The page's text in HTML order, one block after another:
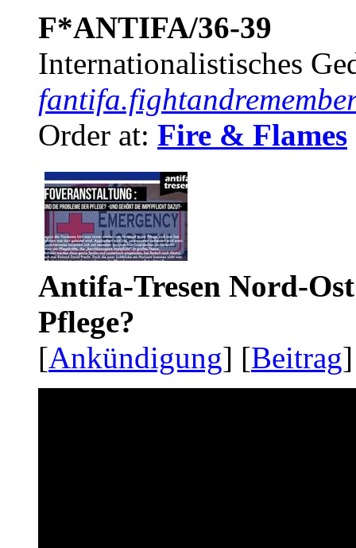
F*ANTIFA/36-39
Internationalistisches
Order at: Fire & Flames
Antifa-Tresen Nord-
Pflege?
[Ankündigung] [Beitrag